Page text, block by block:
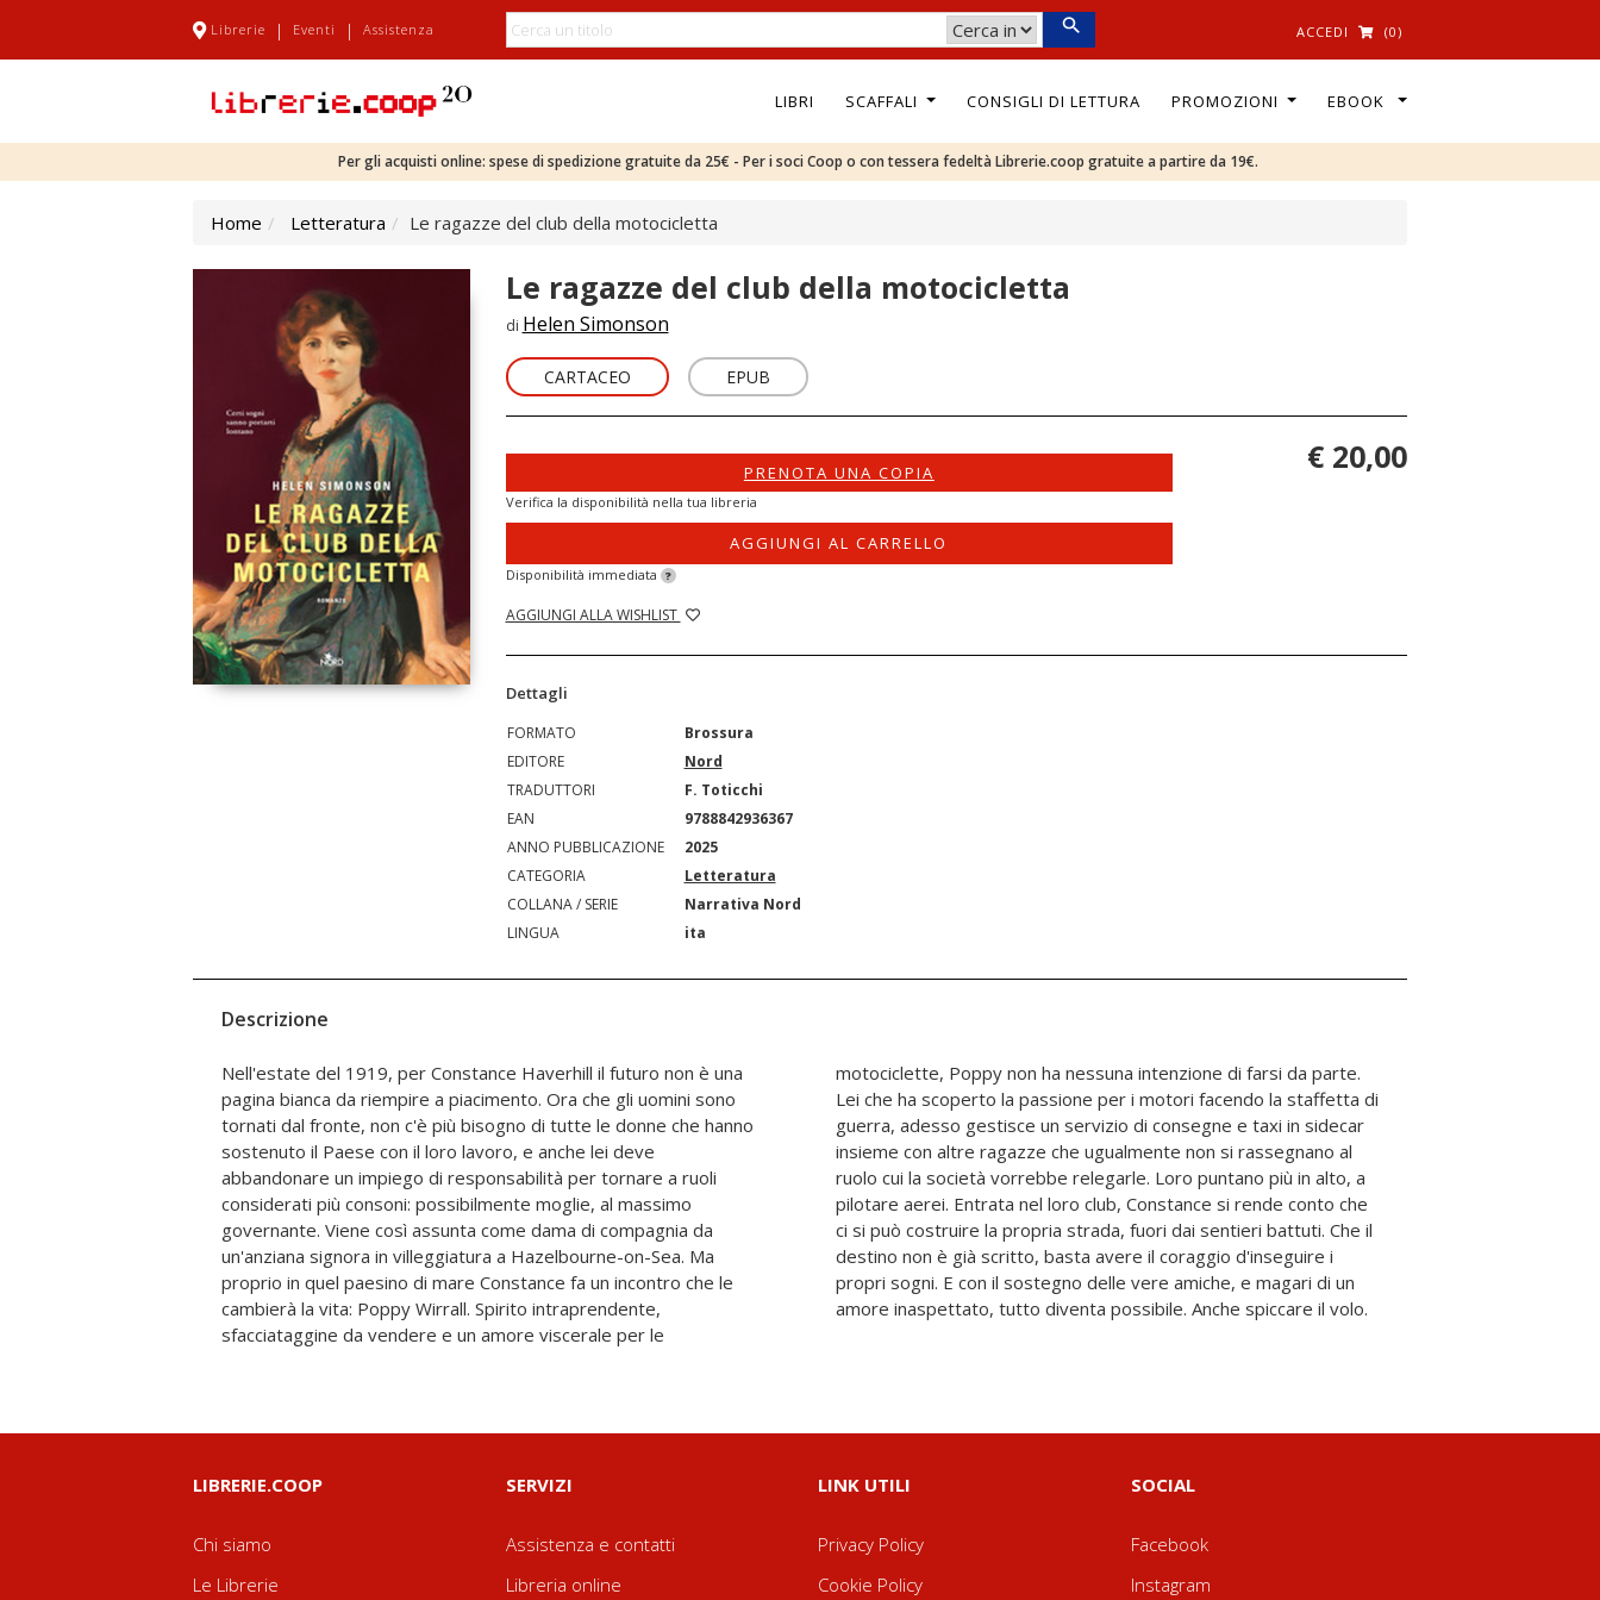
Librerie | Eventi | Assistenza ACCEDI (0)
LIBRI SCAFFALI CONSIGLI DI LETTURA PROMOZIONI EBOOK
Per gli acquisti online: spese di spedizione gratuite da 25€ - Per i soci Coop o con tessera fedeltà Librerie.coop gratuite a partire da 19€.
Home Letteratura Le ragazze del club della motocicletta
Le ragazze del club della motocicletta
di Helen Simonson
CARTACEO EPUB
PRENOTA UNA COPIA
Verifica la disponibilità nella tua libreria
AGGIUNGI AL CARRELLO
Disponibilità immediata ?
AGGIUNGI ALLA WISHLIST
€ 20,00
Dettagli
FORMATO
Brossura
EDITORE
Nord
TRADUTTORI
F. Toticchi
EAN
9788842936367
ANNO PUBBLICAZIONE
2025
CATEGORIA
Letteratura
COLLANA / SERIE
Narrativa Nord
LINGUA
ita
Descrizione
Nell'estate del 1919, per Constance Haverhill il futuro non è una
pagina bianca da riempire a piacimento. Ora che gli uomini sono
tornati dal fronte, non c'è più bisogno di tutte le donne che hanno
sostenuto il Paese con il loro lavoro, e anche lei deve
abbandonare un impiego di responsabilità per tornare a ruoli
considerati più consoni: possibilmente moglie, al massimo
governante. Viene così assunta come dama di compagnia da
un'anziana signora in villeggiatura a Hazelbourne-on-Sea. Ma
proprio in quel paesino di mare Constance fa un incontro che le
cambierà la vita: Poppy Wirrall. Spirito intraprendente,
sfacciataggine da vendere e un amore viscerale per le
motociclette, Poppy non ha nessuna intenzione di farsi da parte.
Lei che ha scoperto la passione per i motori facendo la staffetta di
guerra, adesso gestisce un servizio di consegne e taxi in sidecar
insieme con altre ragazze che ugualmente non si rassegnano al
ruolo cui la società vorrebbe relegarle. Loro puntano più in alto, a
pilotare aerei. Entrata nel loro club, Constance si rende conto che
ci si può costruire la propria strada, fuori dai sentieri battuti. Che il
destino non è già scritto, basta avere il coraggio d'inseguire i
propri sogni. E con il sostegno delle vere amiche, e magari di un
amore inaspettato, tutto diventa possibile. Anche spiccare il volo.
LIBRERIE.COOP
Chi siamo
Le Librerie
SERVIZI
Assistenza e contatti
Libreria online
LINK UTILI
Privacy Policy
Cookie Policy
SOCIAL
Facebook
Instagram